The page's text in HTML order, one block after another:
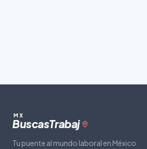
MX
BuscasTrabaj
Tu puente al mundo laboral en México.